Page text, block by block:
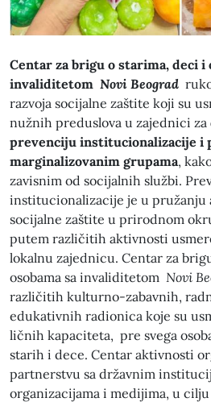
Centar za brigu o starima, deci i
invaliditetom Novi Beograd
razvoja socijalne zaštite koji su
nužnih preduslova u zajednici za
prevenciju institucionalizacije i
marginalizovanim grupama,
zavisnim od socijalnih službi.
institucionalizacije je u pružanju
socijalne zaštite u prirodnom
putem različitih aktivnosti
lokalnu zajednicu. Centar za
osobama sa invaliditetom Novi
različitih kulturno-zabavnih,
edukativnih radionica koje su
ličnih kapaciteta, pre svega
starih i dece. Centar aktivnosti
partnerstvu sa državnim
organizacijama i medijima, u cilju